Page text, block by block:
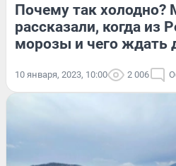
Почему так холодно?
рассказали, когда из
морозы и чего ждать
10 января, 2023, 10:00 2 006